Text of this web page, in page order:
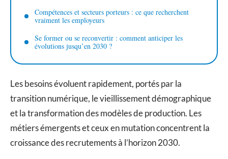
Compétences et secteurs porteurs : ce que recherchent
vraiment les employeurs
Se former ou se reconvertir : comment anticiper les
évolutions jusqu’en 2030 ?
Les besoins évoluent rapidement, portés par la
transition numérique, le vieillissement démographique
et la transformation des modèles de production. Les
métiers émergents et ceux en mutation concentrent la
croissance des recrutements à l’horizon 2030.